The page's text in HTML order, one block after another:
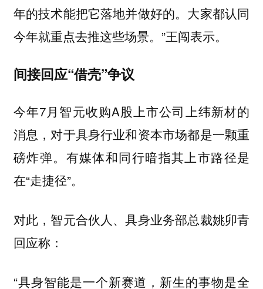
年的技术能把它落地并做好的。大家都认同
今年就重点去推这些场景。”王闯表示。
间接回应“借壳”争议
今年7月智元收购A股上市公司上纬新材的
消息，对于具身行业和资本市场都是一颗重
磅炸弹。有媒体和同行暗指其上市路径是
在“走捷径”。
对此，智元合伙人、具身业务部总裁姚卯青
回应称：
“具身智能是一个新赛道，新生的事物是全